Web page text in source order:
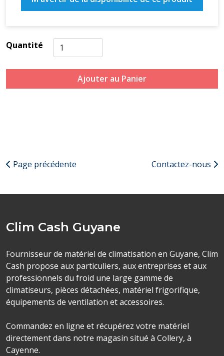
Quantité
Ajouter au Panier
Page précédente Contactez-nous
Clim Cash Guyane
Fournisseur de matériel de climatisation en Guyane, Clim
Cash propose aux particuliers, aux entreprises et aux
professionnels du froid une large gamme de
climatiseurs, pièces détachées, matériel frigorifique,
équipements de ventilation et accessoires.
Commandez en ligne et récupérez votre matériel
directement dans notre magasin situé à Collery, à
Cayenne.